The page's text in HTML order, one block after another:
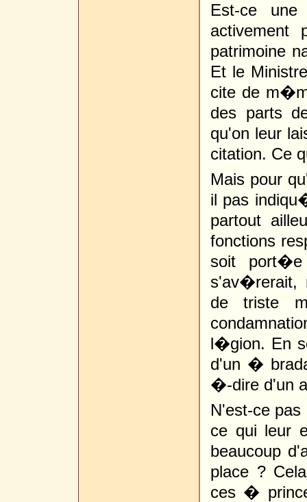
Est-ce
activement
patrimoine
Et le
cite de
des parts
qu'on leur
citation. Ce
Mais pour
il pas
partout
fonctions
soit
s'av�rerait,
de triste
l�gion. En
d'un �
�-dire d'un
N'est-ce
ce qui leur
beaucoup
place ?
ces �